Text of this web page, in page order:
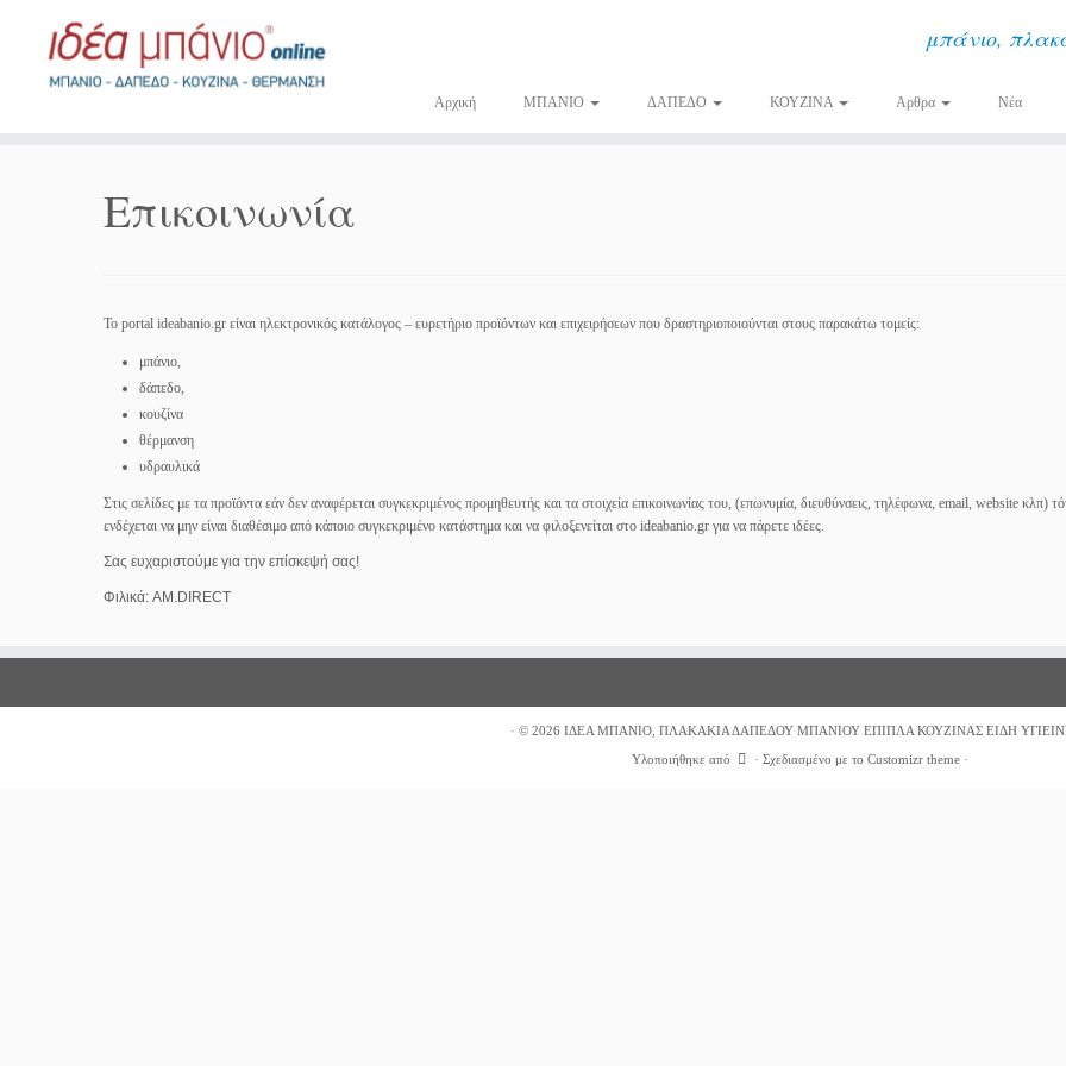
περιεχόμενο
μπάνιο,
Αρχική ΜΠΑΝΙΟ ΔΑΠΕΔΟ ΚΟΥΖΙΝΑ Αρθρα Νέα
Επικοινωνία
Το portal ideabanio.gr είναι ηλεκτρονικός κατάλογος – ευρετήριο προϊόντων και επιχειρήσεων που δραστηριοποιούνται στους παρακάτω τομείς:
μπάνιο,
δάπεδο,
κουζίνα
θέρμανση
υδραυλικά
Στις σελίδες με τα προϊόντα εάν δεν αναφέρεται συγκεκριμένος προμηθευτής και τα στοιχεία επικοινωνίας του, (επωνυμία, διευθύνσεις, τηλέφωνα, email, website κλπ)
ενδέχεται να μην είναι διαθέσιμο από κάποιο συγκεκριμένο κατάστημα και να φιλοξενείται στο ideabanio.gr για να πάρετε ιδέες.
Σας ευχαριστούμε για την επίσκεψή σας!
Φιλικά: AM.DIRECT
· © 2026 ΙΔΕΑ ΜΠΑΝΙΟ, ΠΛΑΚΑΚΙΑ ΔΑΠΕΔΟΥ ΜΠΑΝΙΟΥ ΕΠΙΠΛΑ ΚΟΥΖΙΝΑΣ ΕΙΔΗ
Υλοποιήθηκε από
· Σχεδιασμένο με το Customizr theme·